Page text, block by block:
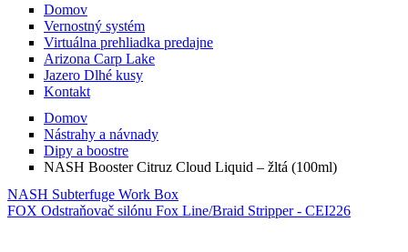
Domov
Vernostný systém
Virtuálna prehliadka predajne
Arizona Carp Lake
Jazero Dlhé kusy
Kontakt
Domov
Nástrahy a návnady
Dipy a boostre
NASH Booster Citruz Cloud Liquid – žltá (100ml)
NASH Subterfuge Work Box
FOX Odstraňovač silónu Fox Line/Braid Stripper - CEI226